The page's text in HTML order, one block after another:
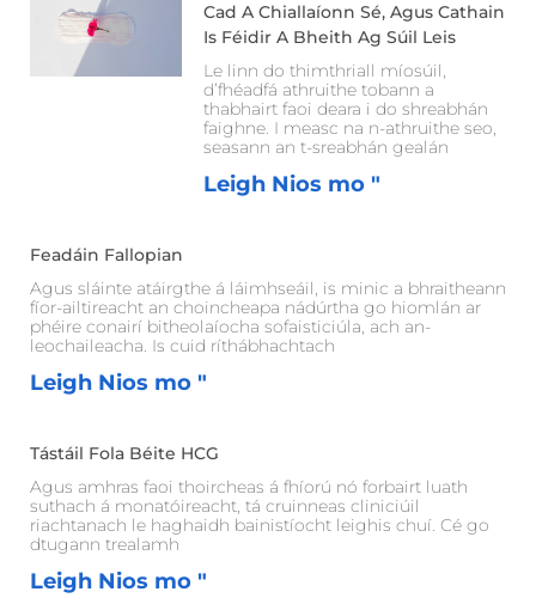
Cad A Chiallaíonn Sé, Agus Cathain
Is Féidir A Bheith Ag Súil Leis
Le linn do thimthriall míosúil,
d’fhéadfá athruithe tobann a
thabhairt faoi deara i do shreabhán
faighne. I measc na n-athruithe seo,
seasann an t-sreabhán gealán
Leigh Nios mo "
Feadáin Fallopian
Agus sláinte atáirgthe á láimhseáil, is minic a bhraitheann
fíor-ailtireacht an choincheapa nádúrtha go hiomlán ar
phéire conairí bitheolaíocha sofaisticiúla, ach an-
leochaileacha. Is cuid ríthábhachtach
Leigh Nios mo "
Tástáil Fola Béite HCG
Agus amhras faoi thoircheas á fhíorú nó forbairt luath
suthach á monatóireacht, tá cruinneas cliniciúil
riachtanach le haghaidh bainistíocht leighis chuí. Cé go
dtugann trealamh
Leigh Nios mo "